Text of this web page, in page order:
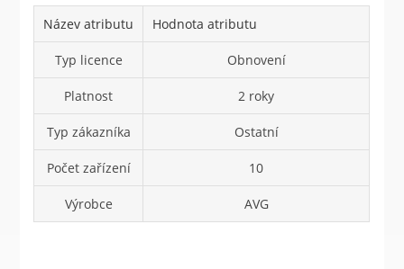
Název atributu Hodnota atributu
Typ licence Obnovení
Platnost 2 roky
Typ zákazníka Ostatní
Počet zařízení 10
Výrobce AVG